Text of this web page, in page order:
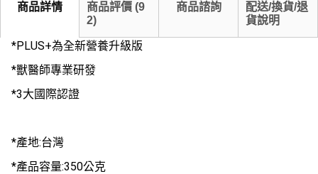
商品詳情 商品評價 (9
2)
商品諮詢
配送/換貨/退
貨說明
*PLUS+為全新營養升級版
*獸醫師專業研發
*3大國際認證
*產地:台灣
*產品容量:350公克